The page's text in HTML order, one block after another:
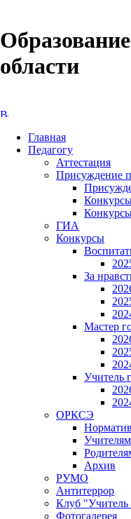
области
Главная
Педагогу
Аттестация
Присуждение
ГИА
Конкурсы
За
Мастер
Учитель
ОРКСЭ
Учителям
Архив
РУМО
Антитеррор
Клуб "Учитель
Фотогалерея